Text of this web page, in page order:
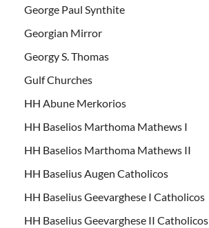
George Paul Synthite
Georgian Mirror
Georgy S. Thomas
Gulf Churches
HH Abune Merkorios
HH Baselios Marthoma Mathews I
HH Baselios Marthoma Mathews II
HH Baselius Augen Catholicos
HH Baselius Geevarghese I Catholicos
HH Baselius Geevarghese II Catholicos